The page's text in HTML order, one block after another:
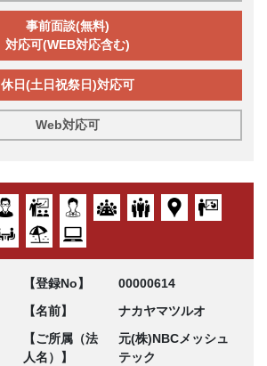
事前面談(無料)
対応可(WEB対応含む)
休日(土日祝祭日)対応可
Web対応可
【登録No】
00000614
【名前】
ナカヤマツルオ
【ご所属（法
人名）】
元(株)NBCメッシュ
テック